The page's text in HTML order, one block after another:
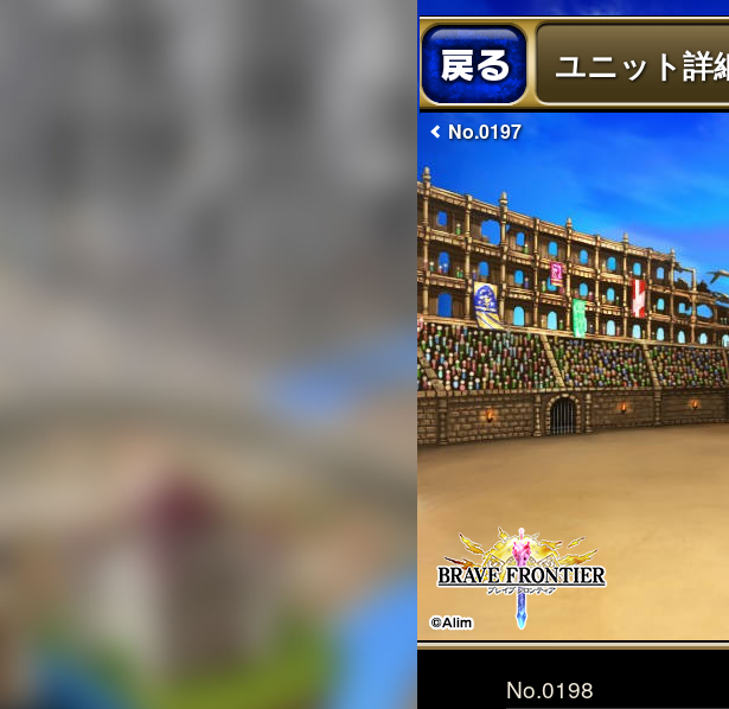
ユニット詳
No.0197
No.0198